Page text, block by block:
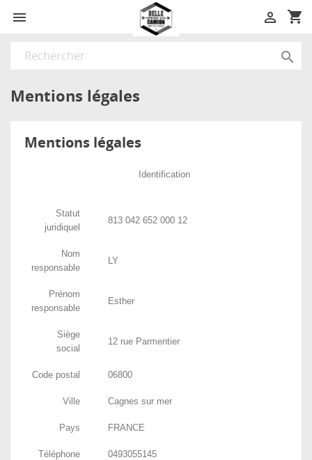
 shopping_cart


Mentions légales
Mentions légales
Identification
Statut
juridiquel
813 042 652 000 12
Nom
responsable
LY
Prénom
responsable
Esther
Siège
social
12 rue Parmentier
Code postal 06800
Ville Cagnes sur mer
Pays FRANCE
Téléphone 0493055145